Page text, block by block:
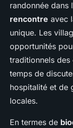
randonnée dans
rencontre avec
unique. Les
opportunités
traditionnels des
temps de
hospitalité et de
locales.
En termes de